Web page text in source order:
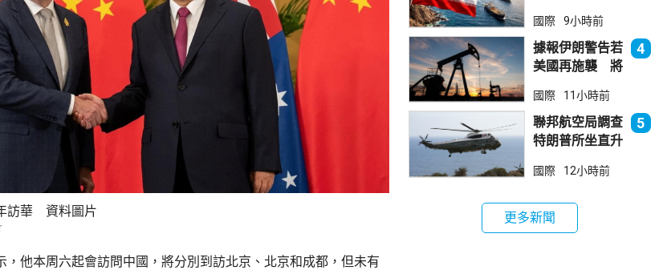
訪華 資料圖片
，他本周六起會訪問中國，將分別到訪北京、北京和成都，但未有
海
國際 9小時前
據報伊朗警告若
美國再施襲 將
能源設施
4
國際 11小時前
聯邦航空局調查
特朗普所坐直升
全事件
5
國際 12小時前
更多新聞